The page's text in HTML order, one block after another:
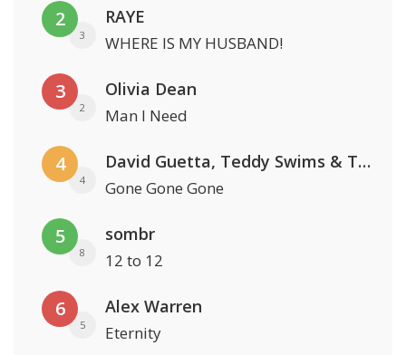
2
3
RAYE
WHERE IS MY HUSBAND!
3
2
Olivia Dean
Man I Need
4
4
David Guetta, Teddy Swims & Tones And I
Gone Gone Gone
5
8
sombr
12 to 12
6
5
Alex Warren
Eternity